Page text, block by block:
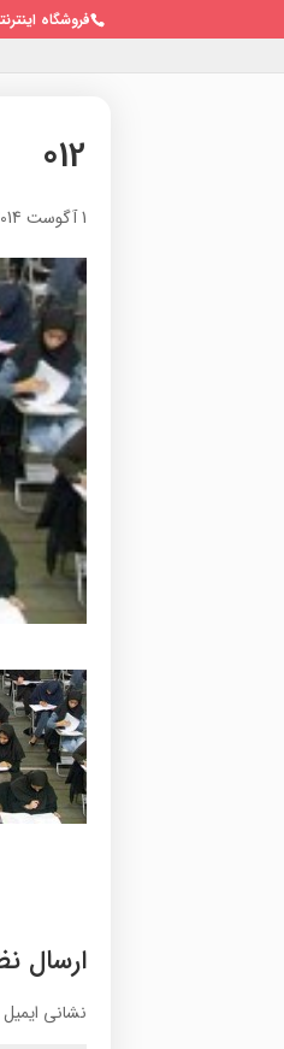
فروشگاه اینترنتی پرواز
012
1 آگوست 2014
ارسال
نشانی